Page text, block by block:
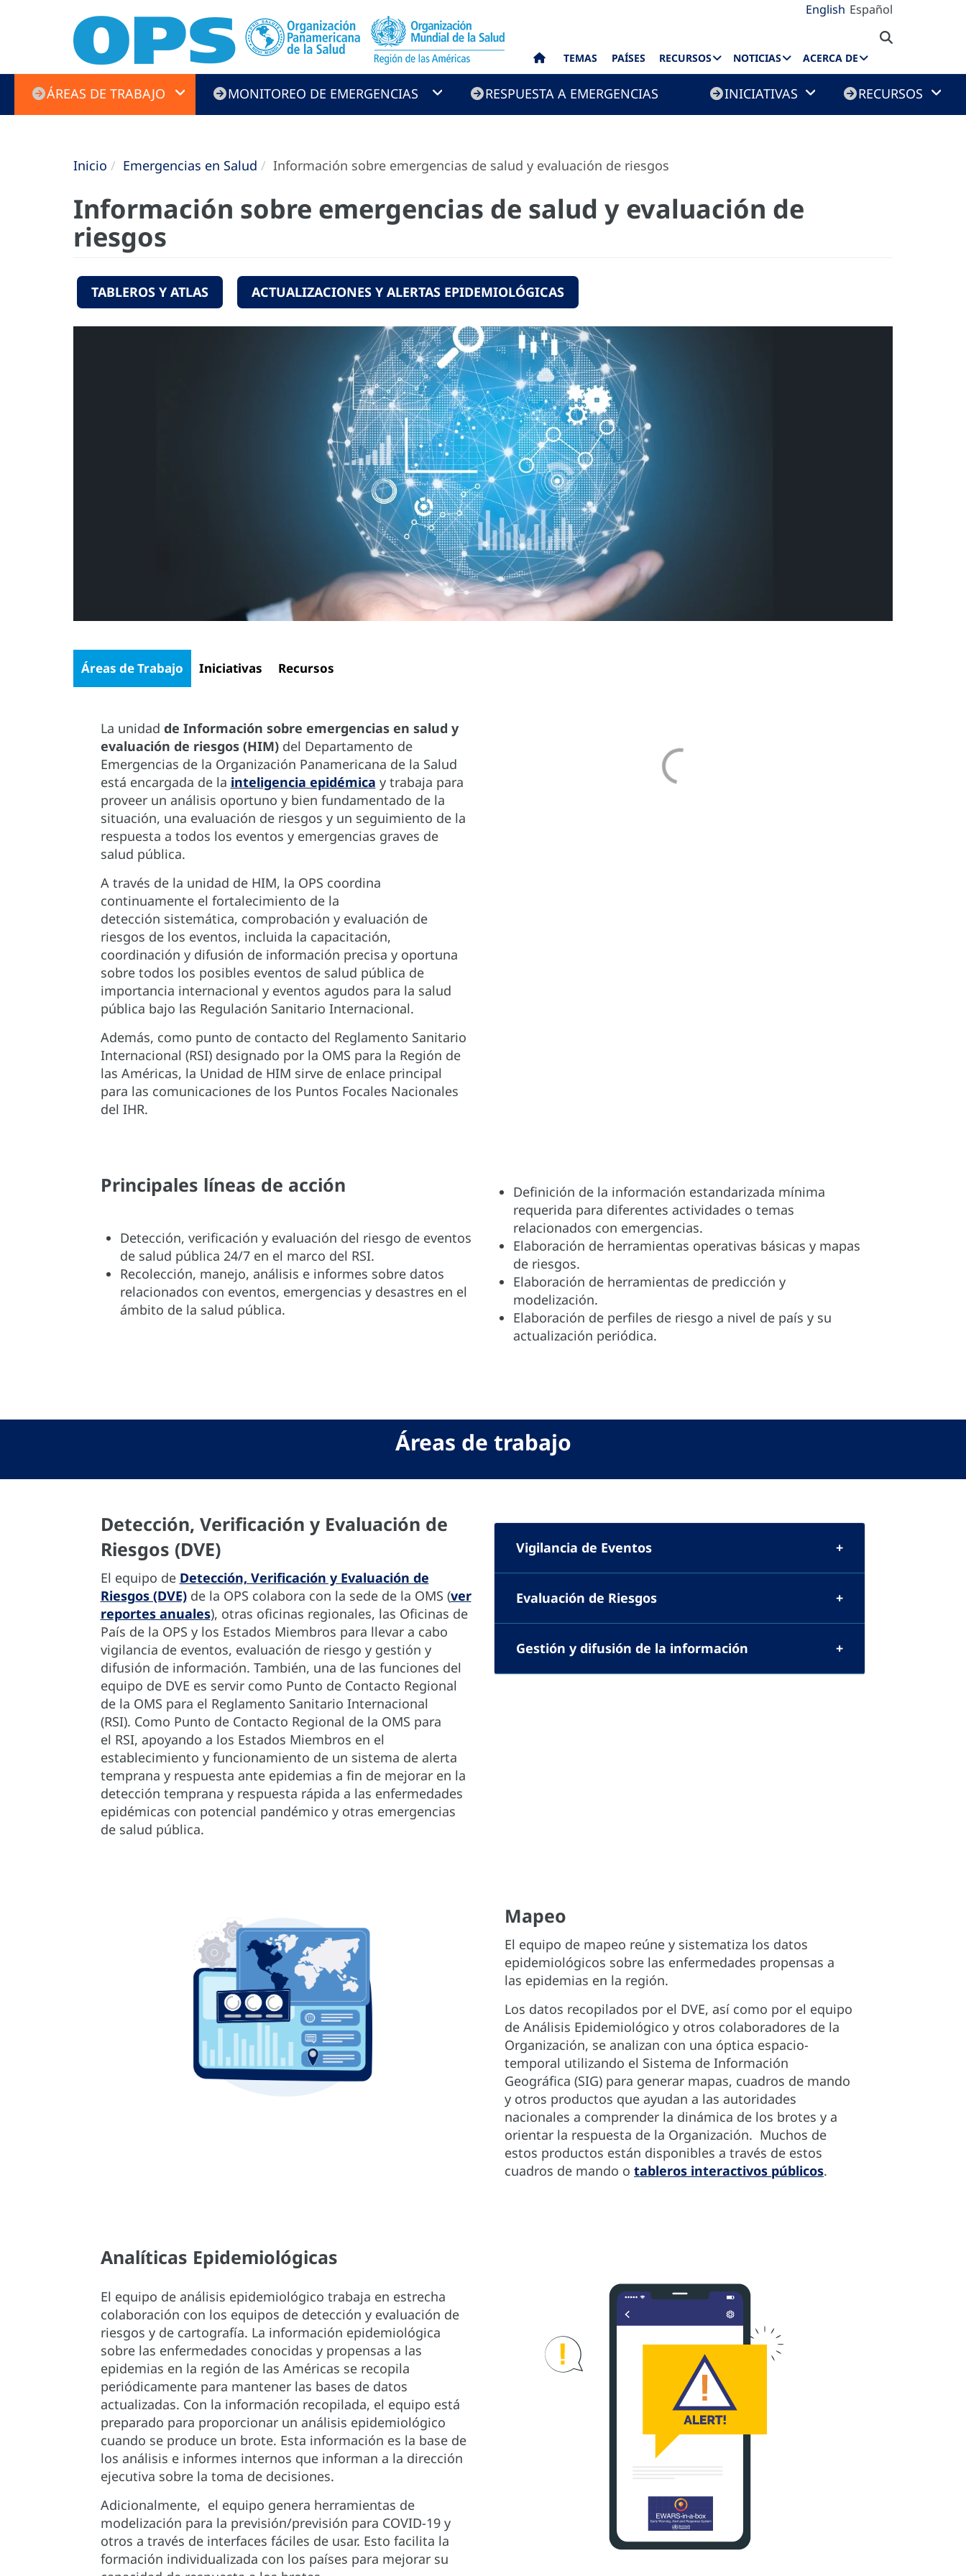
English Español
TEMAS PAÍSES RECURSOS NOTICIAS ACERCA DE
Emergencies
menu
ÁREAS DE TRABAJO MONITOREO DE EMERGENCIAS RESPUESTA A EMERGENCIAS INICIATIVAS RECURSOS
Inicio Emergencias en Salud Información sobre emergencias de salud y evaluación de riesgos
Información sobre emergencias de salud y evaluación de
riesgos
TABLEROS Y ATLAS ACTUALIZACIONES Y ALERTAS EPIDEMIOLÓGICAS
Áreas de Trabajo Iniciativas Recursos
La unidad de Información sobre emergencias en salud y
evaluación de riesgos (HIM)del Departamento de
Emergencias de la Organización Panamericana de la Salud
está encargada de la inteligencia epidémica y trabaja para
proveer un análisis oportuno y bien fundamentado de la
situación, una evaluación de riesgos y un seguimiento de la
respuesta a todos los eventos y emergencias graves de
salud pública.
A través de la unidad de HIM, la OPS coordina
continuamente el fortalecimiento de la
detección sistemática, comprobación y evaluación de
riesgos de los eventos, incluida la capacitación,
coordinación y difusión de información precisa y oportuna
sobre todos los posibles eventos de salud pública de
importancia internacional y eventos agudos para la salud
pública bajo las Regulación Sanitario Internacional.
Además, como punto de contacto del Reglamento Sanitario
Internacional (RSI) designado por la OMS para la Región de
las Américas, la Unidad de HIM sirve de enlace principal
para las comunicaciones de los Puntos Focales Nacionales
del IHR.
Principales líneas de acción
Detección, verificación y evaluación del riesgo de eventos
de salud pública 24/7 en el marco del RSI.
Recolección, manejo, análisis e informes sobre datos
relacionados con eventos, emergencias y desastres en el
ámbito de la salud pública.
Definición de la información estandarizada mínima
requerida para diferentes actividades o temas
relacionados con emergencias.
Elaboración de herramientas operativas básicas y mapas
de riesgos.
Elaboración de herramientas de predicción y
modelización.
Elaboración de perfiles de riesgo a nivel de país y su
actualización periódica.
Áreas de trabajo
Detección, Verificación y Evaluación de
Riesgos (DVE)
El equipo de Detección, Verificación y Evaluación de
Riesgos (DVE)de la OPS colabora con la sede de la OMS (ver
reportes anuales), otras oficinas regionales, las Oficinas de
País de la OPS y los Estados Miembros para llevar a cabo
vigilancia de eventos, evaluación de riesgo y gestión y
difusión de información. También, una de las funciones del
equipo de DVE es servir como Punto de Contacto Regional
de la OMS para el Reglamento Sanitario Internacional
(RSI). Como Punto de Contacto Regional de la OMS para
el RSI, apoyando a los Estados Miembros en el
establecimiento y funcionamiento de un sistema de alerta
temprana y respuesta ante epidemias a fin de mejorar en la
detección temprana y respuesta rápida a las enfermedades
epidémicas con potencial pandémico y otras emergencias
de salud pública.
Vigilancia de Eventos
Evaluación de Riesgos
Gestión y difusión de la información
Mapeo
El equipo de mapeo reúne y sistematiza los datos
epidemiológicos sobre las enfermedades propensas a
las epidemias en la región.
Los datos recopilados por el DVE, así como por el equipo
de Análisis Epidemiológico y otros colaboradores de la
Organización, se analizan con una óptica espacio-
temporal utilizando el Sistema de Información
Geográfica (SIG) para generar mapas, cuadros de mando
y otros productos que ayudan a las autoridades
nacionales a comprender la dinámica de los brotes y a
orientar la respuesta de la Organización. Muchos de
estos productos están disponibles a través de estos
cuadros de mando o tableros interactivos públicos.
Analíticas Epidemiológicas
El equipo de análisis epidemiológico trabaja en estrecha
colaboración con los equipos de detección y evaluación de
riesgos y de cartografía. La información epidemiológica
sobre las enfermedades conocidas y propensas a las
epidemias en la región de las Américas se recopila
periódicamente para mantener las bases de datos
actualizadas. Con la información recopilada, el equipo está
preparado para proporcionar un análisis epidemiológico
cuando se produce un brote. Esta información es la base de
los análisis e informes internos que informan a la dirección
ejecutiva sobre la toma de decisiones.
Adicionalmente, el equipo genera herramientas de
modelización para la previsión/previsión para COVID-19 y
otros a través de interfaces fáciles de usar. Esto facilita la
formación individualizada con los países para mejorar su